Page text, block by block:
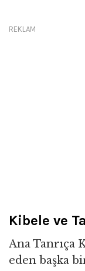
REKLAM
Kibele ve
Ana Tanrıça
eden başka